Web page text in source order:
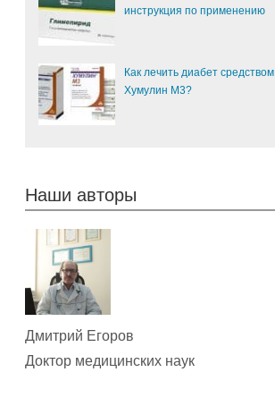
инструкция по применению
Как лечить диабет средством
Хумулин М3?
Наши авторы
Дмитрий Егоров
Доктор медицинских наук